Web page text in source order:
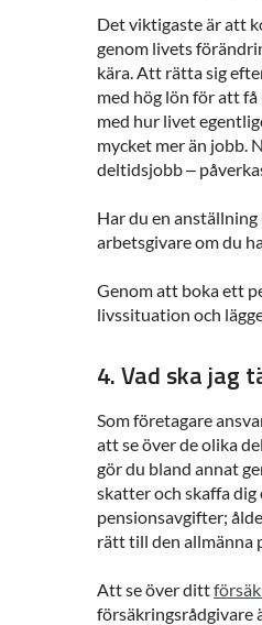
Det viktigaste är att
genom livets
kära. Att rätta sig
med hög lön för att
med hur livet
mycket mer än jobb.
deltidsjobb –
Har du en
arbetsgivare om du
Genom att boka ett
livssituation och
4. Vad ska jag
Som företagare
att se över de olika
gör du bland annat
skatter och skaffa
pensionsavgifter;
rätt till den allmänna
Att se över ditt
försäkringsrådgivare